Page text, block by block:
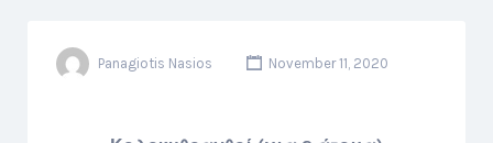
Panagiotis Nasios November 11, 2020